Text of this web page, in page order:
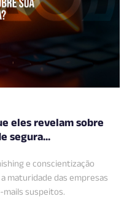
eles revelam sobre
segura...
e conscientização
maturidade das empresas
suspeitos.